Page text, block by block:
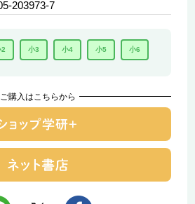
203973-7
2 小3 小4 小5 小6
ご購入はこちらから